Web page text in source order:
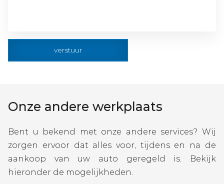
verstuur
Onze andere werkplaats
Bent u bekend met onze andere services? Wij
zorgen ervoor dat alles voor, tijdens en na de
aankoop van uw auto geregeld is. Bekijk
hieronder de mogelijkheden.